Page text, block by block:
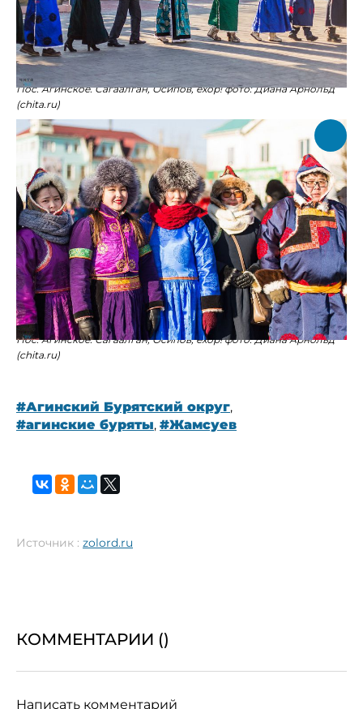
Пос. Агинское. Сагаалган, Осипов, ёхор! фото: Диана Арнольд
(chita.ru)
Пос. Агинское. Сагаалган, Осипов, ёхор! фото: Диана Арнольд
(chita.ru)
#Агинский Бурятский округ,
#агинские буряты, #Жамсуев
Источник : zolord.ru
КОММЕНТАРИИ ()
Написать комментарий